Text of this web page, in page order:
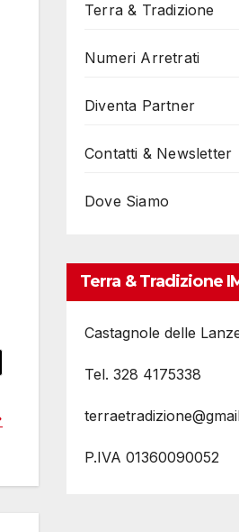
Terra & Tradizione
Numeri Arretrati
Diventa Partner
Contatti & Newsletter
Dove Siamo
Terra & Tradizione
Castagnole delle
Tel. 328 4175338
P.IVA 01360090052